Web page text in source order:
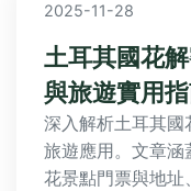
2025-11-28
土耳其國花
與旅遊實用
深入解析土耳其
旅遊應用。文章涵
花景點門票與地址